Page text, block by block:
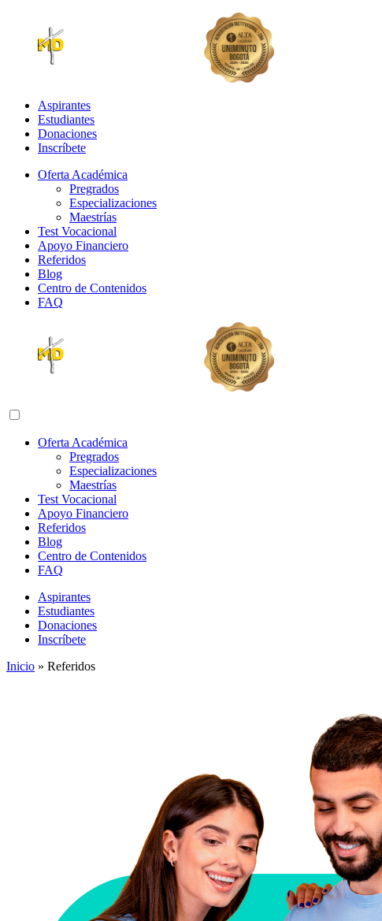
Aspirantes
Estudiantes
Donaciones
Inscríbete
Oferta Académica
Pregrados
Especializaciones
Maestrías
Test Vocacional
Apoyo Financiero
Referidos
Blog
Centro de Contenidos
FAQ
Abrir menú de navegación
Oferta Académica
Pregrados
Especializaciones
Maestrías
Test Vocacional
Apoyo Financiero
Referidos
Blog
Centro de Contenidos
FAQ
Aspirantes
Estudiantes
Donaciones
Inscríbete
Inicio » Referidos